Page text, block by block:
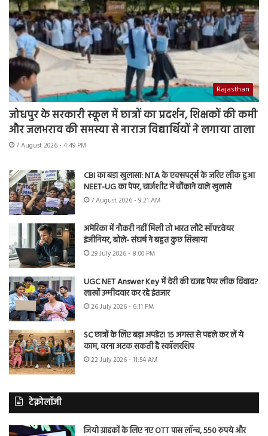
Rajasthan
जोधपुर के सरकारी स्कूल में छात्रों का प्रदर्शन, शिक्षकों की कमी
और जलभराव की समस्या से नाराज विद्यार्थियों ने लगाया ताला
7 August 2026 - 4:49 PM
CBI का बड़ा खुलासा: NTA के एक्सपर्ट्स के जरिए लीक हुआ
NEET-UG का पेपर, चार्जशीट में चौंकाने वाले खुलासे
7 August 2026 - 9:21 AM
अमेरिका में नौकरी नहीं मिली तो भारत लौटे सॉफ्टवेयर
इंजीनियर, बोले- संघर्ष ने बहुत कुछ सिखाया
29 July 2026 - 8:00 PM
UGC NET Answer Key में देरी की वजह पेपर लीक विवाद?
लाखों उम्मीदवार कर रहे इंतजार
26 July 2026 - 6:11 PM
SC छात्रों के लिए बड़ा अपडेट! 15 अगस्त से पहले कर लें ये
काम, वरना अटक सकती है स्कॉलरशिप
22 July 2026 - 11:54 AM
टेक्नोलॉजी
जियो ग्राहकों के लिए नए OTT पास लॉन्च, 550 रुपये और